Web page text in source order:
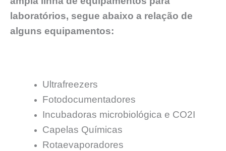
laboratórios, segue abaixo a relação de
alguns equipamentos:
Ultrafreezers
Fotodocumentadores
Incubadoras microbiológica e CO2I
Capelas Químicas
Rotaevaporadores